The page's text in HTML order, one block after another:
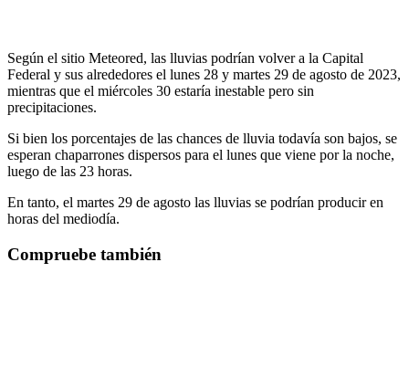
Según el sitio Meteored, las lluvias podrían volver a la Capital
Federal y sus alrededores el lunes 28 y martes 29 de agosto de 2023,
mientras que el miércoles 30 estaría inestable pero sin
precipitaciones.
Si bien los porcentajes de las chances de lluvia todavía son bajos, se
esperan chaparrones dispersos para el lunes que viene por la noche,
luego de las 23 horas.
En tanto, el martes 29 de agosto las lluvias se podrían producir en
horas del mediodía.
Compruebe también